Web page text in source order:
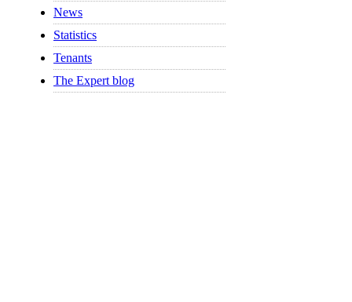
News
Statistics
Tenants
The Expert blog